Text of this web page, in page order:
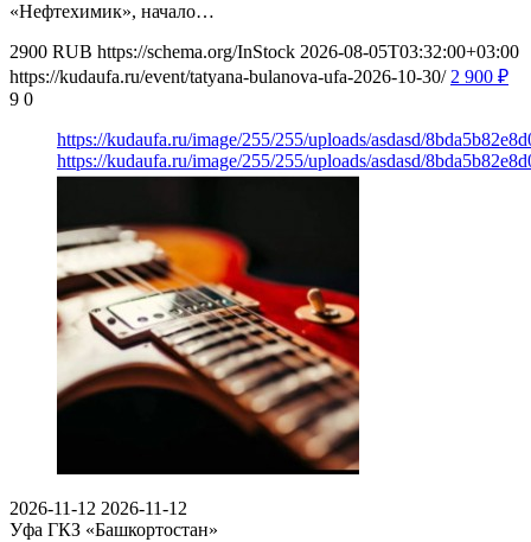
«Нефтехимик», начало…
2900 RUB https://schema.org/InStock 2026-08-05T03:32:00+03:00
https://kudaufa.ru/event/tatyana-bulanova-ufa-2026-10-30/ 2 900 ₽
9 0
https://kudaufa.ru/image/255/255/uploads/asdasd/
https://kudaufa.ru/image/255/255/uploads/asdasd/
2026-11-12 2026-11-12
Уфа ГКЗ «Башкортостан»